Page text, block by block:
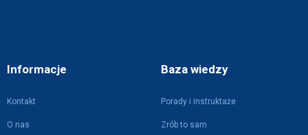
Informacje
Kontakt
O nas
Baza wiedzy
Porady i instruktaże
Zrób to sam